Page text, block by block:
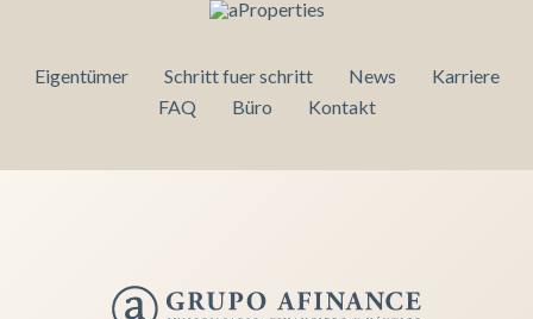
Eigentümer Schritt fuer schritt News
Karriere
FAQ
Büro Kontakt